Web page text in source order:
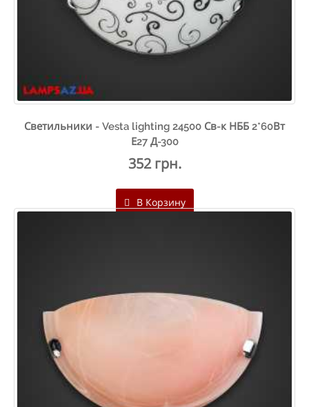
Светильники - Vesta lighting 24500 Св-к НББ 2*60Вт
Е27 Д-300
352 грн.
В Корзину